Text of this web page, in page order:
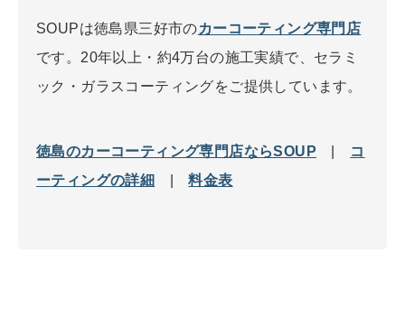
SOUPは徳島県三好市のカーコーティング専門店
です。20年以上・約4万台の施工実績で、セラミ
ック・ガラスコーティングをご提供しています。
徳島のカーコーティング専門店ならSOUP
コ
ーティングの詳細
|料金表